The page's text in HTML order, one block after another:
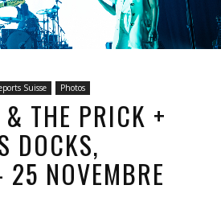
Suisse Photos
THE PRICK +
DOCKS,
NOVEMBRE